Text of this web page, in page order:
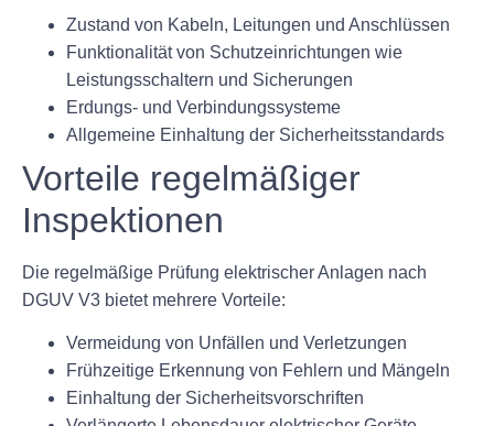
Zustand von Kabeln, Leitungen und Anschlüssen
Funktionalität von Schutzeinrichtungen wie
Leistungsschaltern und Sicherungen
Erdungs- und Verbindungssysteme
Allgemeine Einhaltung der Sicherheitsstandards
Vorteile regelmäßiger
Inspektionen
Die regelmäßige Prüfung elektrischer Anlagen nach
DGUV V3 bietet mehrere Vorteile:
Vermeidung von Unfällen und Verletzungen
Frühzeitige Erkennung von Fehlern und Mängeln
Einhaltung der Sicherheitsvorschriften